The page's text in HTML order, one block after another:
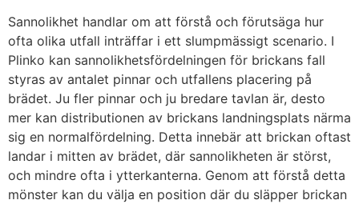
Sannolikhet handlar om att förstå och förutsäga hur
ofta olika utfall inträffar i ett slumpmässigt scenario. I
Plinko kan sannolikhetsfördelningen för brickans fall
styras av antalet pinnar och utfallens placering på
brädet. Ju fler pinnar och ju bredare tavlan är, desto
mer kan distributionen av brickans landningsplats närma
sig en normalfördelning. Detta innebär att brickan oftast
landar i mitten av brädet, där sannolikheten är störst,
och mindre ofta i ytterkanterna. Genom att förstå detta
mönster kan du välja en position där du släpper brickan